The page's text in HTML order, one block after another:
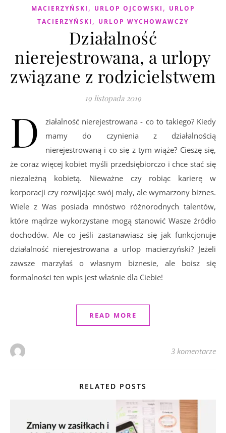
MACIERZYŃSKI , URLOP OJCOWSKI , URLOP
TACIERZYŃSKI , URLOP WYCHOWAWCZY
Działalność
nierejestrowana, a urlopy
związane z rodzicielstwem
19 listopada 2019
D
ziałalność nierejestrowana - co to takiego? Kiedy
mamy do czynienia z działalnością
nierejestrowaną i co się z tym wiąże? Cieszę się,
że coraz więcej kobiet myśli przedsiębiorczo i chce stać się
niezależną kobietą. Nieważne czy robiąc karierę w
korporacji czy rozwijając swój mały, ale wymarzony biznes.
Wiele z Was posiada mnóstwo różnorodnych talentów,
które mądrze wykorzystane mogą stanowić Wasze źródło
dochodów. Ale co jeśli zastanawiasz się jak funkcjonuje
działalność nierejestrowana a urlop macierzyński? Jeżeli
zawsze marzyłaś o własnym biznesie, ale boisz się
formalności ten wpis jest właśnie dla Ciebie!
READ MORE
3 komentarze
RELATED POSTS